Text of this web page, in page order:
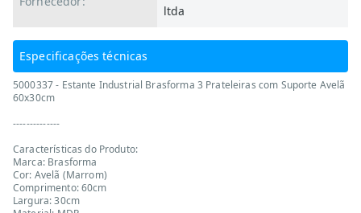
ltda
Especificações técnicas
5000337 - Estante Industrial Brasforma 3 Prateleiras com Suporte Avelã
60x30cm
--------------
Características do Produto:
Marca: Brasforma
Cor: Avelã (Marrom)
Comprimento: 60cm
Largura: 30cm